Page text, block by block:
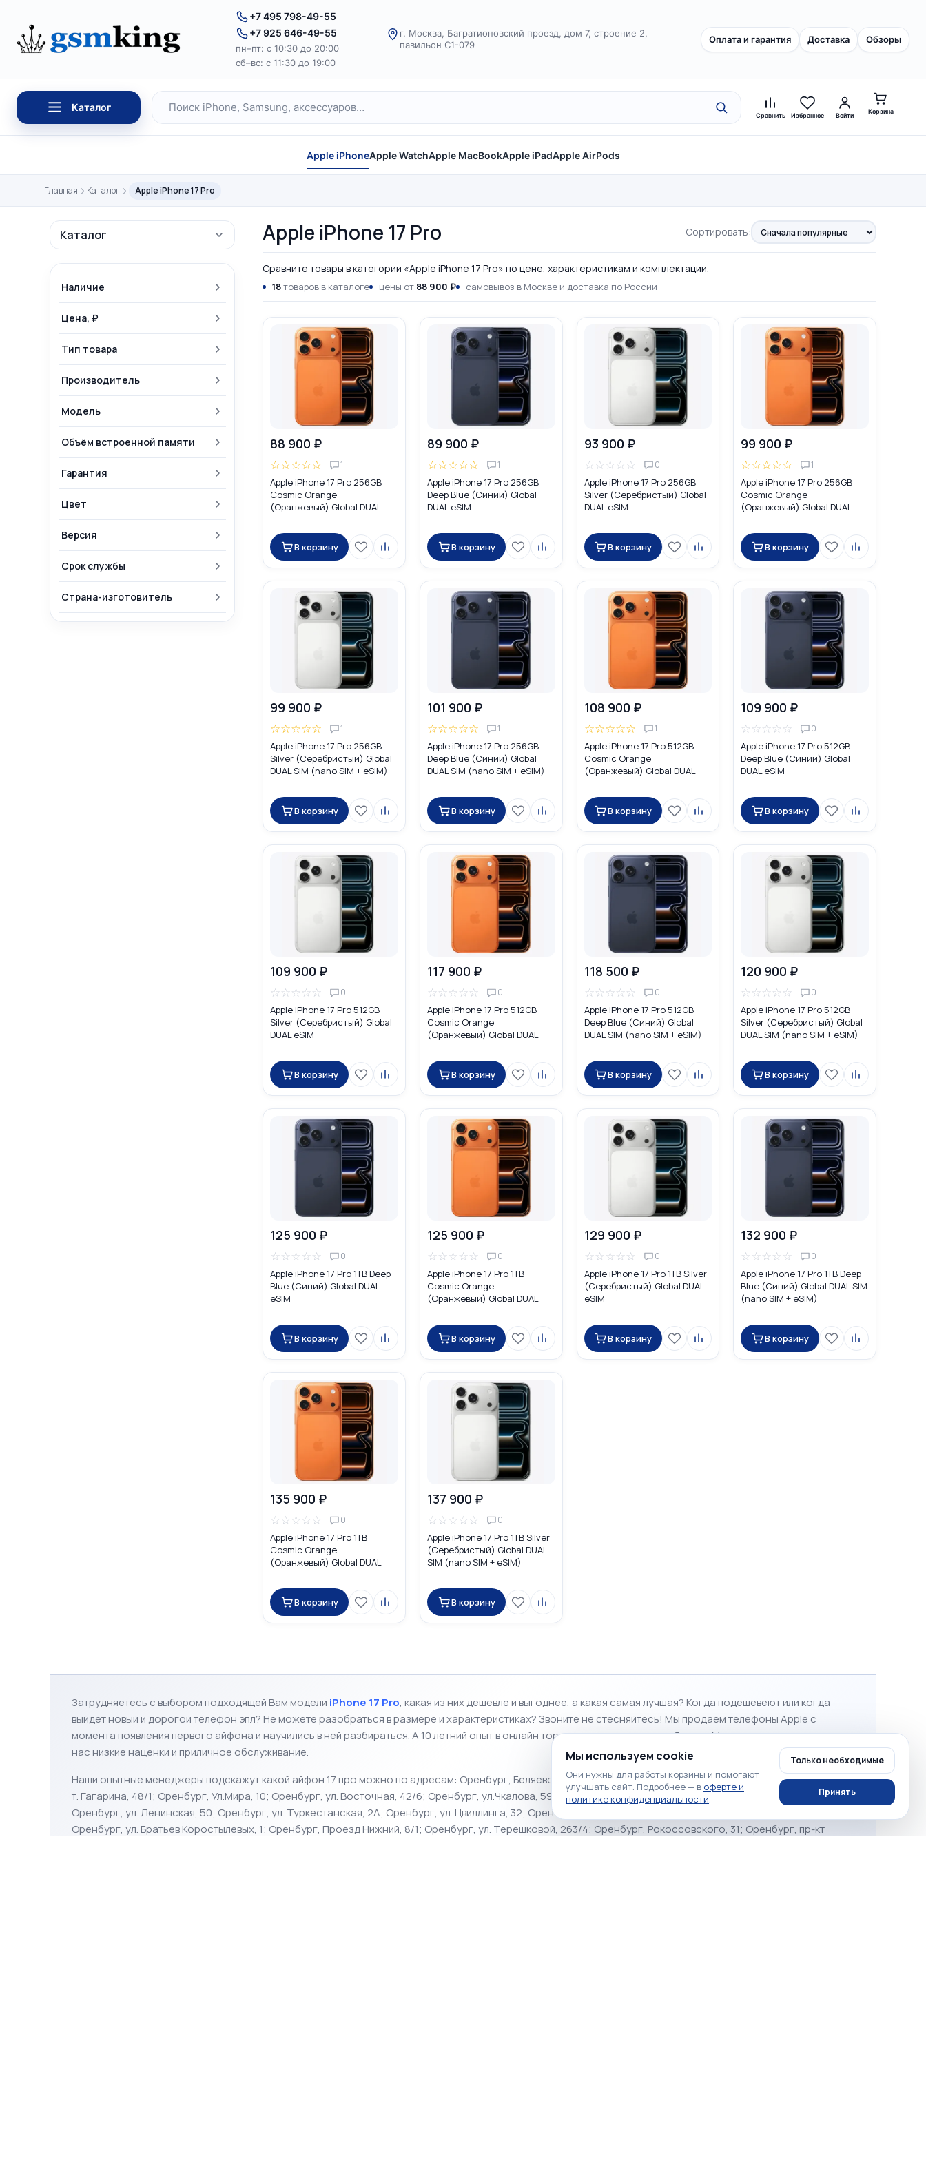
+7 495 798-49-55
+7 925 646-49-55
пн–пт: с 10:30 до 20:00
сб–вс: с 11:30 до 19:00
г. Москва, Багратионовский проезд, дом 7, строение 2,
павильон С1-079
Оплата и гарантия Доставка Обзоры
Каталог
Поиск по каталогу Сравнить Избранное Войти
Корзина
Apple iPhoneApple WatchApple MacBookApple iPadApple AirPods
Главная Каталог Apple iPhone 17 Pro
Каталог
Наличие
Цена, ₽
Тип товара
Производитель
Модель
Объём встроенной памяти
Гарантия
Цвет
Версия
Срок службы
Страна-изготовитель
Apple iPhone 17 Pro Сортировать:
Сравните товары в категории «Apple iPhone 17 Pro» по цене, характеристикам и комплектации.
18товаров в каталоге цены от 88 900 ₽ самовывоз в Москве и доставка по России
88 900 ₽
☆☆☆☆☆ 1
Apple iPhone 17 Pro 256GB
Cosmic Orange
(Оранжевый) Global DUAL
В корзину
89 900 ₽
☆☆☆☆☆ 1
Apple iPhone 17 Pro 256GB
Deep Blue (Синий) Global
DUAL eSIM
В корзину
93 900 ₽
☆☆☆☆☆ 0
Apple iPhone 17 Pro 256GB
Silver (Серебристый) Global
DUAL eSIM
В корзину
99 900 ₽
☆☆☆☆☆ 1
Apple iPhone 17 Pro 256GB
Cosmic Orange
(Оранжевый) Global DUAL
В корзину
99 900 ₽
☆☆☆☆☆ 1
Apple iPhone 17 Pro 256GB
Silver (Серебристый) Global
DUAL SIM (nano SIM + eSIM)
В корзину
101 900 ₽
☆☆☆☆☆ 1
Apple iPhone 17 Pro 256GB
Deep Blue (Синий) Global
DUAL SIM (nano SIM + eSIM)
В корзину
108 900 ₽
☆☆☆☆☆ 1
Apple iPhone 17 Pro 512GB
Cosmic Orange
(Оранжевый) Global DUAL
В корзину
109 900 ₽
☆☆☆☆☆ 0
Apple iPhone 17 Pro 512GB
Deep Blue (Синий) Global
DUAL eSIM
В корзину
109 900 ₽
☆☆☆☆☆ 0
Apple iPhone 17 Pro 512GB
Silver (Серебристый) Global
DUAL eSIM
В корзину
117 900 ₽
☆☆☆☆☆ 0
Apple iPhone 17 Pro 512GB
Cosmic Orange
(Оранжевый) Global DUAL
В корзину
118 500 ₽
☆☆☆☆☆ 0
Apple iPhone 17 Pro 512GB
Deep Blue (Синий) Global
DUAL SIM (nano SIM + eSIM)
В корзину
120 900 ₽
☆☆☆☆☆ 0
Apple iPhone 17 Pro 512GB
Silver (Серебристый) Global
DUAL SIM (nano SIM + eSIM)
В корзину
125 900 ₽
☆☆☆☆☆ 0
Apple iPhone 17 Pro 1TB Deep
Blue (Синий) Global DUAL
eSIM
В корзину
125 900 ₽
☆☆☆☆☆ 0
Apple iPhone 17 Pro 1TB
Cosmic Orange
(Оранжевый) Global DUAL
В корзину
129 900 ₽
☆☆☆☆☆ 0
Apple iPhone 17 Pro 1TB Silver
(Серебристый) Global DUAL
eSIM
В корзину
132 900 ₽
☆☆☆☆☆ 0
Apple iPhone 17 Pro 1TB Deep
Blue (Синий) Global DUAL SIM
(nano SIM + eSIM)
В корзину
135 900 ₽
☆☆☆☆☆ 0
Apple iPhone 17 Pro 1TB
Cosmic Orange
(Оранжевый) Global DUAL
В корзину
137 900 ₽
☆☆☆☆☆ 0
Apple iPhone 17 Pro 1TB Silver
(Серебристый) Global DUAL
SIM (nano SIM + eSIM)
В корзину
Затрудняетесь с выбором подходящей Вам модели iPhone 17 Pro, какая из них дешевле и выгоднее, а какая самая лучшая?Когда подешевеют или когда
выйдет новый и дорогой телефон эпл? Не можете разобраться в размере и характеристиках?Звоните не стесняйтесь! Мы продаём телефоны Apple с
момента появления первого айфона и научились в ней разбираться. А 10 летний опыт в онлайн торговле, и партнерство с Яндекс.Маркет, говорит о том, что у
нас низкие наценки и приличное обслуживание.
Наши опытные менеджеры подскажут какой айфон 17 проможно по адресам: Оренбург, Беляевское шоссе, 5; Оренбург, пр. Промысловый, 19; Оренбург, Пр-
т. Гагарина, 48/1; Оренбург, Ул.Мира, 10; Оренбург, ул. Восточная, 42/6; Оренбург, ул.Чкалова, 59; Оренбург, Ул. Кима 25 (за Администрацией на Чкалова);
Оренбург, ул. Ленинская, 50; Оренбург, ул. Туркестанская, 2А; Оренбург, ул. Цвиллинга, 32; Оренбург, пр-т Победы, 22 пом 1; Оренбург, пр-т. Победы, 75Е;
Оренбург, ул. Братьев Коростылевых, 1; Оренбург, Проезд Нижний, 8/1; Оренбург, ул. Терешковой, 263/4; Оренбург, Рокоссовского, 31; Оренбург, пр-кт
Мы используем cookie
Они нужны для работы корзины и помогают
улучшать сайт. Подробнее — в оферте и
политике конфиденциальности.
Только необходимые
Принять